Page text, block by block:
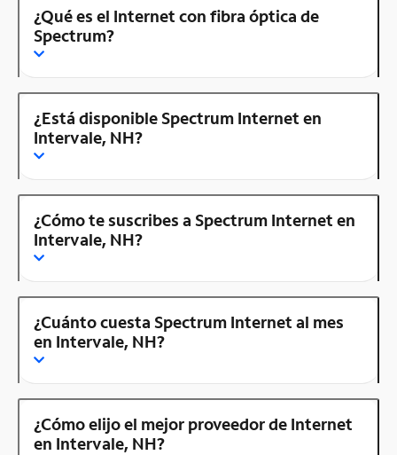
¿Qué es el Internet con fibra óptica de
Spectrum?
¿Está disponible Spectrum Internet en
Intervale, NH?
¿Cómo te suscribes a Spectrum Internet en
Intervale, NH?
¿Cuánto cuesta Spectrum Internet al mes
en Intervale, NH?
¿Cómo elijo el mejor proveedor de Internet
en Intervale, NH?